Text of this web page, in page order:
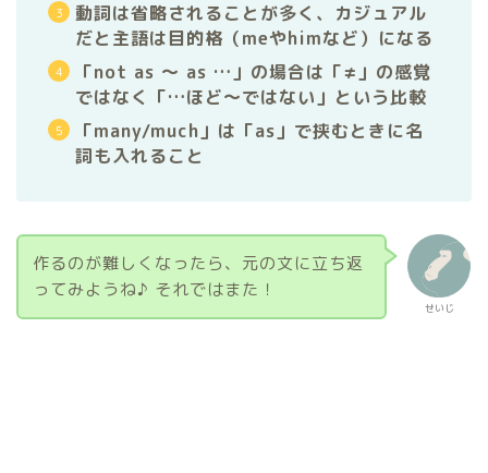
動詞は省略されることが多く、カジュアル
だと主語は目的格（meやhimなど）になる
「not as 〜 as …」の場合は「≠」の感覚
ではなく「…ほど〜ではない」という比較
「many/much」は「as」で挟むときに名
詞も入れること
せいじ
作るのが難しくなったら、元の文に立ち返
ってみようね♪ それではまた！